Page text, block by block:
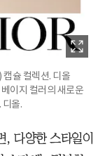
슐 컬렉션. 디올
이지 컬러의 새로운
올.
, 다양한 스타일이